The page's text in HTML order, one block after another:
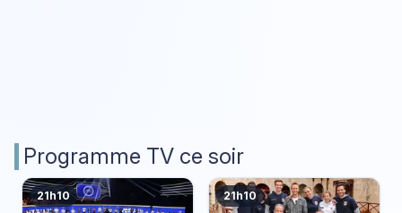
Programme TV ce soir
21h10 21h10